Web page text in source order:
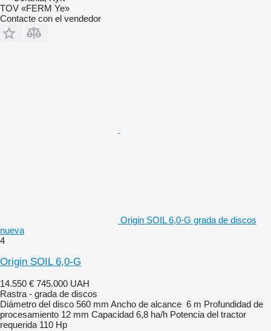
TOV «FERM Ye»
Contacte con el vendedor
Origin SOIL 6,0-G grada de discos
nueva
4
Origin SOIL 6,0-G
14.550 € 745.000 UAH
Rastra - grada de discos
Diámetro del disco 560 mm Ancho de alcance 6 m Profundidad de
procesamiento 12 mm Capacidad 6,8 ha/h Potencia del tractor
requerida 110 Hp